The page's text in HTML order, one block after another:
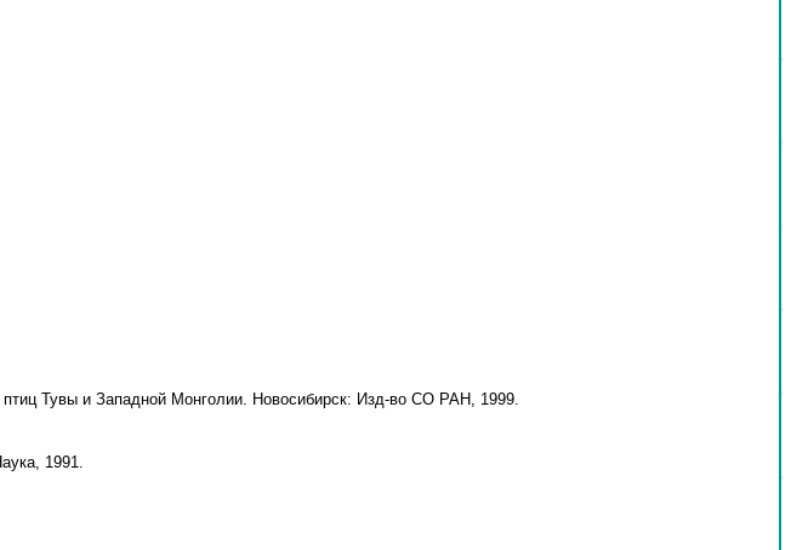
Тувы и Западной Монголии. Новосибирск: Изд-во СО РАН, 1999.
1991.